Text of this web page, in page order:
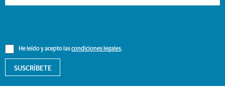
SUSCRÍBETE